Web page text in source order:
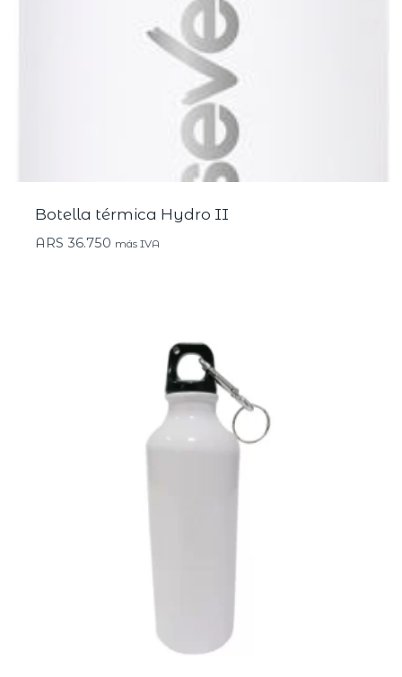
Botella térmica Hydro II
ARS 36.750 más IVA